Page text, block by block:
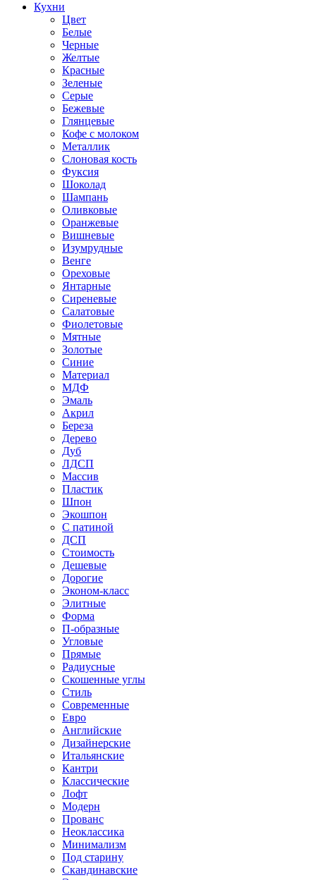
Кухни
Цвет
Белые
Черные
Желтые
Красные
Зеленые
Серые
Бежевые
Глянцевые
Кофе с молоком
Металлик
Слоновая кость
Фуксия
Шоколад
Шампань
Оливковые
Оранжевые
Вишневые
Изумрудные
Венге
Ореховые
Янтарные
Сиреневые
Салатовые
Фиолетовые
Мятные
Золотые
Синие
Материал
МДФ
Эмаль
Акрил
Береза
Дерево
Дуб
ЛДСП
Массив
Пластик
Шпон
Экошпон
С патиной
ДСП
Стоимость
Дешевые
Дорогие
Эконом-класс
Элитные
Форма
П-образные
Угловые
Прямые
Радиусные
Скошенные углы
Стиль
Современные
Евро
Английские
Дизайнерские
Итальянские
Кантри
Классические
Лофт
Модерн
Прованс
Неоклассика
Минимализм
Под старину
Скандинавские